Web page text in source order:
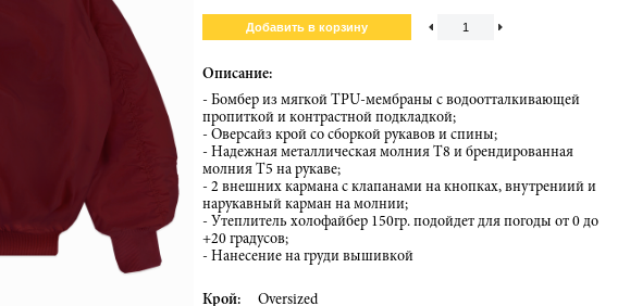
Описание:
- Бомбер из мягкой TPU-мембраны с водоотталкивающей
пропиткой и контрастной подкладкой;
- Оверсайз крой со сборкой рукавов и спины;
- Надежная металлическая молния Т8 и брендированная
молния Т5 на рукаве;
- 2 внешних кармана с клапанами на кнопках, внутрениий и
нарукавный карман на молнии;
- Утеплитель холофайбер 150гр. подойдет для погоды от 0 до
+20 градусов;
- Нанесение на груди вышивкой
Крой:
Oversized